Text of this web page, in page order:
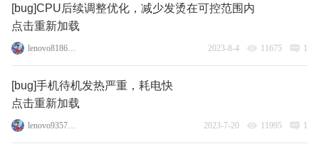
[bug]CPU后续调整优化，减少发烫在可控范围内
点击重新加载
lenovo81863951 2023-8-4 11675 1
[bug]手机待机发热严重，耗电快
点击重新加载
lenovo93575126 2023-7-20 11995 1